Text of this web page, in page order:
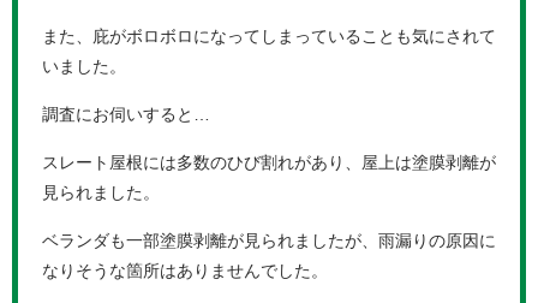
また、庇がボロボロになってしまっていることも気にされて
いました。
調査にお伺いすると…
スレート屋根には多数のひび割れがあり、屋上は塗膜剥離が
見られました。
ベランダも一部塗膜剥離が見られましたが、雨漏りの原因に
なりそうな箇所はありませんでした。